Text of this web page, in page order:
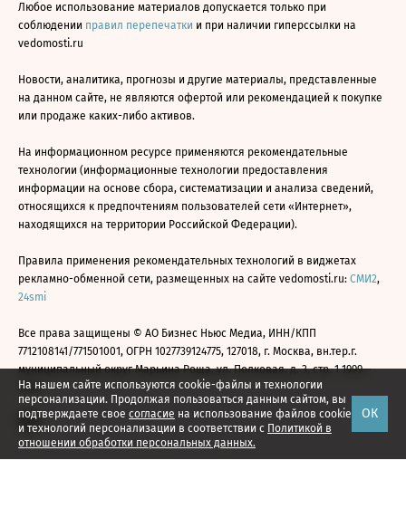
На нашем сайте используются cookie-файлы и технологии
персонализации. Продолжая пользоваться данным сайтом, вы
подтверждаете свое согласие на использование файлов cookie
и технологий персонализации в соответствии с Политикой в
отношении обработки персональных данных.
ОК
Любое использование материалов допускается только при
соблюдении правил перепечатки и при наличии гиперссылки на
vedomosti.ru
Новости, аналитика, прогнозы и другие материалы, представленные
на данном сайте, не являются офертой или рекомендацией к покупке
или продаже каких-либо активов.
На информационном ресурсе применяются рекомендательные
технологии (информационные технологии предоставления
информации на основе сбора, систематизации и анализа сведений,
относящихся к предпочтениям пользователей сети «Интернет»,
находящихся на территории Российской Федерации).
Правила применения рекомендательных технологий в виджетах
рекламно-обменной сети, размещенных на сайте vedomosti.ru: СМИ2,
24smi
Все права защищены © АО Бизнес Ньюс Медиа, ИНН/КПП
7712108141/771501001, ОГРН 1027739124775, 127018, г. Москва, вн.тер.г.
муниципальный округ Марьина Роща, ул. Полковая, д. 3, стр. 1 1999—
2026